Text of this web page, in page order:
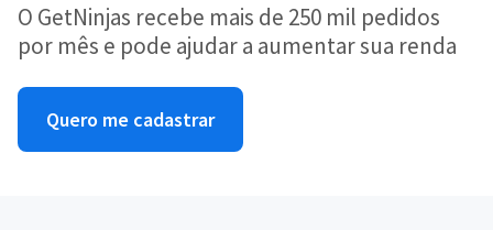
O GetNinjas recebe mais de 250 mil pedidos
por mês e pode ajudar a aumentar sua renda
Quero me cadastrar